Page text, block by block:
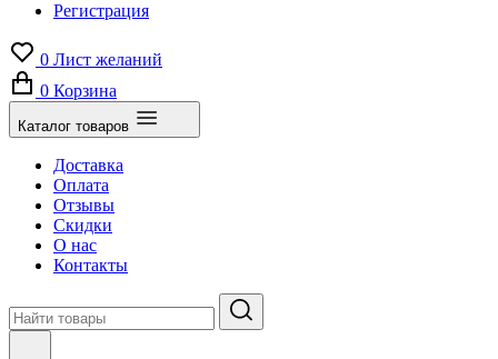
Регистрация
0 Лист желаний
0 Корзина
Каталог товаров
Доставка
Оплата
Отзывы
Скидки
О нас
Контакты